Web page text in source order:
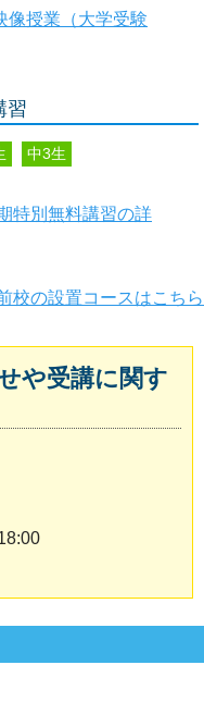
校の設置コースはこちら
授業（大学受験
習
中3生
特別無料講習の詳
や受講に関す